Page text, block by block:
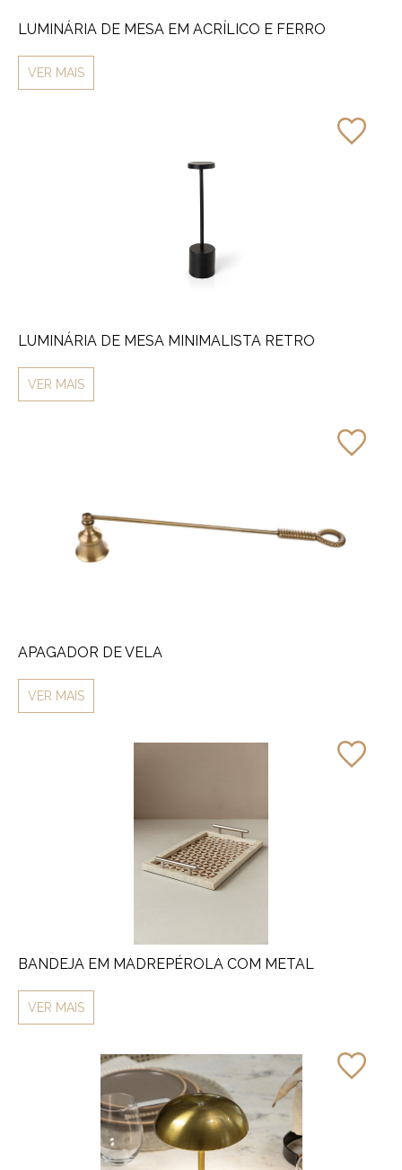
LUMINÁRIA DE MESA EM ACRÍLICO E FERRO
VER MAIS
LUMINÁRIA DE MESA MINIMALISTA RETRO
VER MAIS
APAGADOR DE VELA
VER MAIS
BANDEJA EM MADREPÉROLA COM METAL
VER MAIS